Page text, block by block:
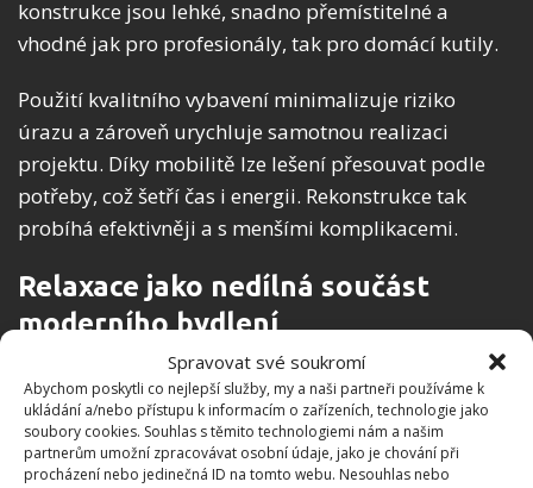
Spravovat své soukromí
Abychom poskytli co nejlepší služby, my a naši partneři používáme k
ukládání a/nebo přístupu k informacím o zařízeních, technologie jako
soubory cookies. Souhlas s těmito technologiemi nám a našim
partnerům umožní zpracovávat osobní údaje, jako je chování při
procházení nebo jedinečná ID na tomto webu. Nesouhlas nebo
konstrukce jsou lehké, snadno přemístitelné a
vhodné jak pro profesionály, tak pro domácí kutily.
Použití kvalitního vybavení minimalizuje riziko
úrazu a zároveň urychluje samotnou realizaci
projektu. Díky mobilitě lze lešení přesouvat podle
potřeby, což šetří čas i energii. Rekonstrukce tak
probíhá efektivněji a s menšími komplikacemi.
Relaxace jako nedílná součást
moderního bydlení
Domov by neměl být jen místem povinností. V
hektickém světě je stále důležitější vytvořit si prostor
pro odpočinek a regeneraci.